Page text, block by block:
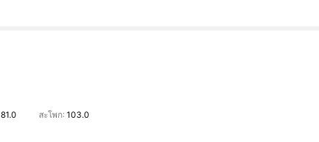
81.0 สะโพก: 103.0